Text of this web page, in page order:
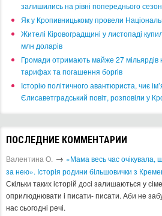
залишились на рівні попереднього
​Як у Кропивницькому провели
​Жителі Кіровоградщині у листопаді
млн доларів
​Громади отримають майже 27 мільярдів
тарифах та погашення боргів
Історію політичного авантюриста, чиє
Єлисаветградський повіт, розповіли у
ПОСЛЕДНИЕ КОММЕНТАРИИ
Валентина О. → «Мама весь час очікувала,
за нею». Історія родини більшовички з
Скільки таких історій досі залишаються у
оприлюднювати і писати- писати. Аби не
нас сьогодні речі.